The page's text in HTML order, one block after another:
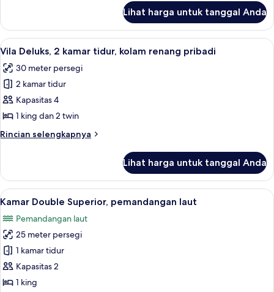
renang
Kamar
Twin
Deluks,
kolam
renang
Lihat harga untuk tanggal Anda
Lihat
semua
foto
untuk
Vila
Deluks,
2
kamar
kolam
renang
pribadi
Vila Deluks, 2 kamar tidur, kolam
10
Vila Deluks, 2 kamar tidur, kolam renang pribadi
30 meter persegi
2 kamar tidur
Kapasitas 4
1 king dan 2 twin
Rincian selengkapnya
Rincian
Vila
Deluks,
2
tidur,
kolam
renang
pribadi
Lihat harga untuk tanggal Anda
Lihat
semua
foto
untuk
Kamar
Double
Superior,
Kamar Double Superior,
8
Kamar Double Superior, pemandangan laut
Pemandangan laut
25 meter persegi
1 kamar tidur
Kapasitas 2
1 king